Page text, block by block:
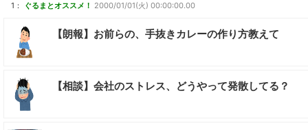
1： ぐるまとオススメ！ 2000/01/01(火) 00:00:00.00
【朗報】お前らの、手抜きカレーの作り方教えて
【相談】会社のストレス、どうやって発散してる？